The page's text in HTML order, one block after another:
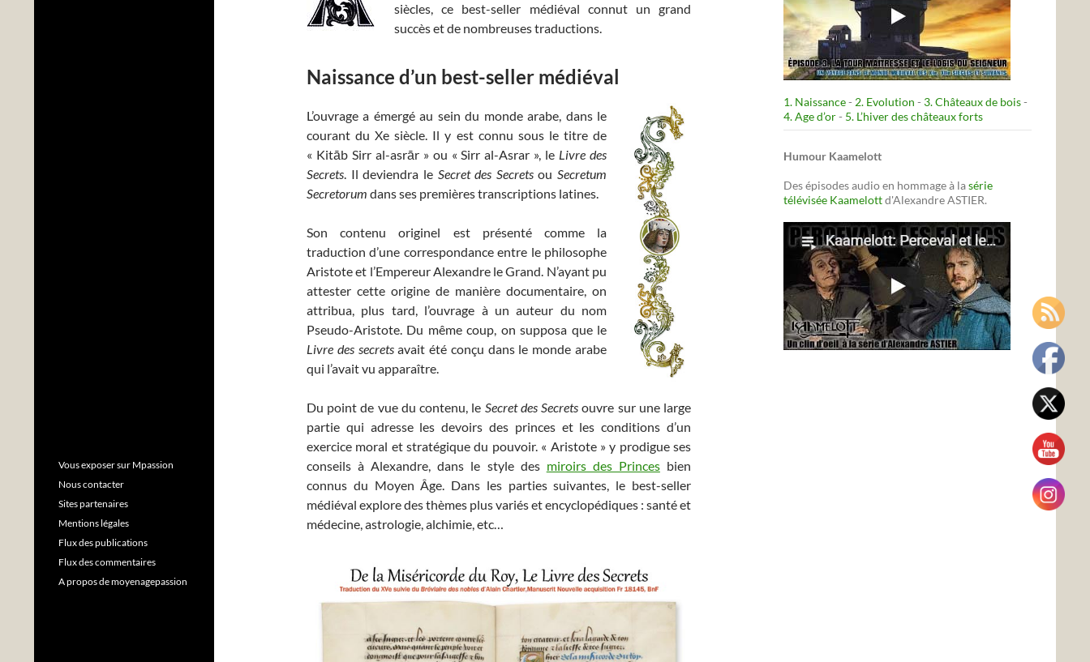
siècles, ce best-seller médiéval connut un grand
succès et de nombreuses traductions.
Naissance d’un best-seller médiéval
L’ouvrage a émergé au sein du monde arabe, dans le
courant du Xe siècle. Il y est connu sous le titre de
« Kitāb Sirr al-asrār » ou « Sirr al-Asrar », le Livre des
Secrets. Il deviendra leSecret des Secretsou Secretum
Secretorum dans ses premières transcriptions latines.
Son contenu originel est présenté comme la
traduction d’une correspondance entre le philosophe
Aristote et l’Empereur Alexandre le Grand. N’ayant pu
attester cette origine de manière documentaire, on
attribua, plus tard, l’ouvrage à un auteur du nom
Pseudo-Aristote. Du même coup, on supposa que le
Livre des secretsavait été conçu dans le monde arabe
qui l’avait vu apparaître.
Du point de vue du contenu, le Secret des Secrets ouvre sur une large
partie qui adresse les devoirs des princes et les conditions d’un
exercice moral et stratégique du pouvoir. « Aristote » y prodigue ses
conseils à Alexandre, dans le style des miroirs des Princesbien
connus du Moyen Âge. Dans les parties suivantes, le best-seller
médiéval explore des thèmes plus variés et encyclopédiques : santé et
médecine, astrologie, alchimie, etc…
1. Naissance- 2. Evolution - 3. Châteaux de bois-
4. Age d’or- 5. L’hiver des châteaux forts
Humour Kaamelott
Des épisodes audio en hommage à lasérie
télévisée Kaamelottd'Alexandre ASTIER.
Vous exposer sur Mpassion
Nous contacter
Sites partenaires
Mentions légales
Flux des publications
Flux des commentaires
A propos de moyenagepassion